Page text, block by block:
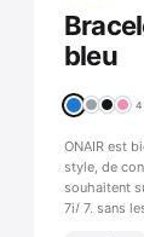
bleu
4
ONAIR est
style, de
souhaitent
7j/ 7, sans